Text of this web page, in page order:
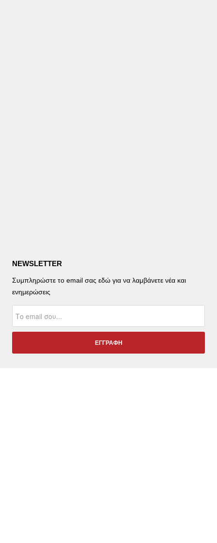
NEWSLETTER
Συμπληρώστε το email σας εδώ για να λαμβάνετε νέα και
ενημερώσεις